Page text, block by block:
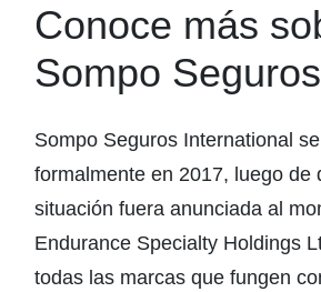
Conoce más
Sompo Seguros
Sompo Seguros International
formalmente en 2017, luego de
situación fuera anunciada al
Endurance Specialty Holdings
todas las marcas que fungen